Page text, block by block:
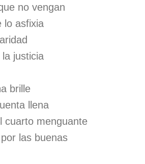
no vengan
lo asfixia
justicia
brille
llena
cuarto menguante
las buenas